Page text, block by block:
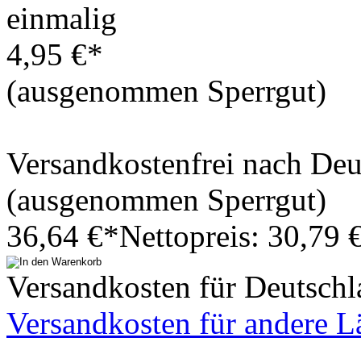
einmalig
4,95 €*
(ausgenommen Sperrgut)
Versandkostenfrei nach
(ausgenommen Sperrgut)
36,64 €*Nettopreis: 30,79
Versandkosten für
Versandkosten für andere